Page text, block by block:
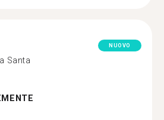
Santa
NUOVO